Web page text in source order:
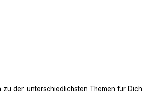
zu den unterschiedlichsten Themen für Dich